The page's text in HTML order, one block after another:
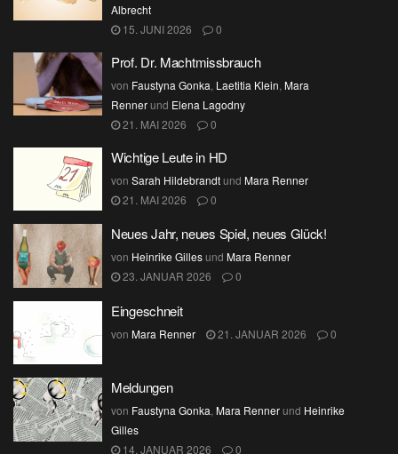
Albrecht
15. JUNI 2026
0
Prof. Dr. Machtmissbrauch
von Faustyna Gonka, Laetitia Klein, Mara
Rennerund Elena Lagodny
21. MAI 2026
0
Wichtige Leute in HD
von Sarah Hildebrandtund Mara Renner
21. MAI 2026
0
Neues Jahr, neues Spiel, neues Glück!
von Heinrike Gillesund Mara Renner
23. JANUAR 2026
0
Eingeschneit
von Mara Renner 21. JANUAR 2026 0
Meldungen
von Faustyna Gonka, Mara Rennerund Heinrike
Gilles
14. JANUAR 2026
0